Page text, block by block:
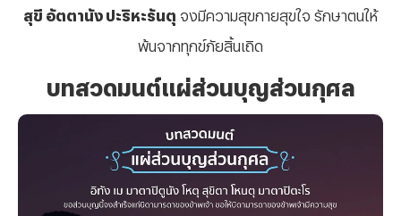
สุขี อัตตานัง ปะริหะรันตุ จงมีความสุขกายสุขใจ รักษาตนให้
พ้นจากทุกข์ภัยสิ้นเถิด
บทสวดมนต์แผ่ส่วนบุญส่วนกุศล